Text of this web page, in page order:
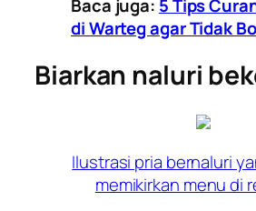
Baca juga: 5 Tips
di Warteg agar Tidak
Biarkan naluri
Ilustrasi pria bernaluri
memikirkan menu di